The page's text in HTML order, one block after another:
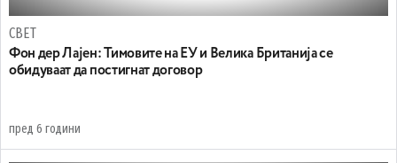
СВЕТ
Фон дер Лајен: Тимовите на ЕУ и Велика Британија се
обидуваат да постигнат договор
пред 6 години